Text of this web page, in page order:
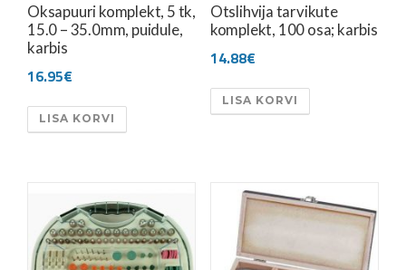
Oksapuuri komplekt, 5 tk,
15.0 – 35.0mm, puidule,
karbis
16.95€
LISA KORVI
Otslihvija tarvikute
komplekt, 100 osa; karbis
14.88€
LISA KORVI